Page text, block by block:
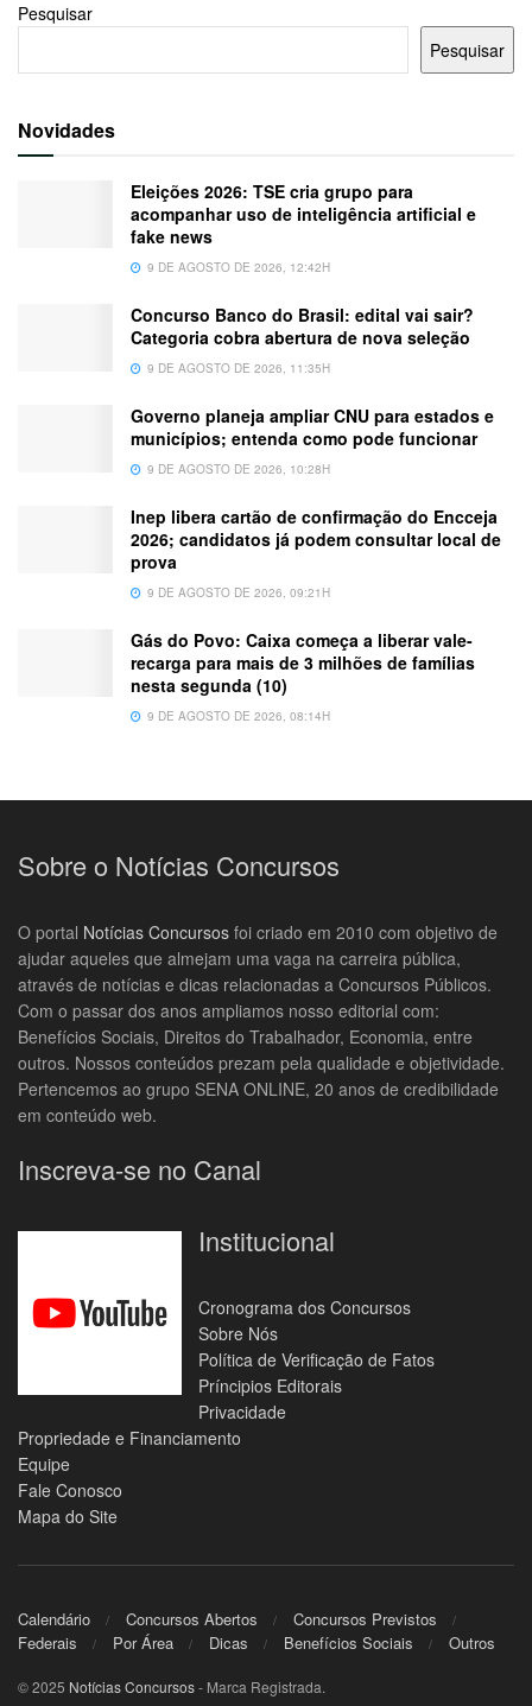
Pesquisar
Pesquisar
Novidades
Eleições 2026: TSE cria grupo para
acompanhar uso de inteligência artificial e
fake news
9 DE AGOSTO DE 2026, 12:42H
Concurso Banco do Brasil: edital vai sair?
Categoria cobra abertura de nova seleção
9 DE AGOSTO DE 2026, 11:35H
Governo planeja ampliar CNU para estados e
municípios; entenda como pode funcionar
9 DE AGOSTO DE 2026, 10:28H
Inep libera cartão de confirmação do Encceja
2026; candidatos já podem consultar local de
prova
9 DE AGOSTO DE 2026, 09:21H
Gás do Povo: Caixa começa a liberar vale-
recarga para mais de 3 milhões de famílias
nesta segunda (10)
9 DE AGOSTO DE 2026, 08:14H
Sobre o Notícias Concursos
O portal Notícias Concursos foi criado em 2010 com objetivo de
ajudar aqueles que almejam uma vaga na carreira pública,
através de notícias e dicas relacionadas a Concursos Públicos.
Com o passar dos anos ampliamos nosso editorial com:
Benefícios Sociais, Direitos do Trabalhador, Economia, entre
outros. Nossos conteúdos prezam pela qualidade e objetividade.
Pertencemos ao grupo SENA ONLINE, 20 anos de credibilidade
em conteúdo web.
Inscreva-se no Canal
Institucional
Cronograma dos Concursos
Sobre Nós
Política de Verificação de Fatos
Príncipios Editorais
Privacidade
Propriedade e Financiamento
Equipe
Fale Conosco
Mapa do Site
Calendário Concursos Abertos
Concursos Previstos
Federais
Por Área Dicas Benefícios Sociais Outros
© 2025 Notícias Concursos- Marca Registrada.